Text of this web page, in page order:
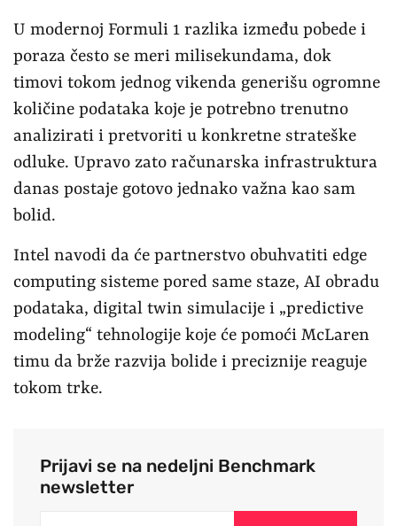
U modernoj Formuli 1 razlika između pobede i
poraza često se meri milisekundama, dok
timovi tokom jednog vikenda generišu ogromne
količine podataka koje je potrebno trenutno
analizirati i pretvoriti u konkretne strateške
odluke. Upravo zato računarska infrastruktura
danas postaje gotovo jednako važna kao sam
bolid.
Intel navodi da će partnerstvo obuhvatiti edge
computing sisteme pored same staze, AI obradu
podataka, digital twin simulacije i „predictive
modeling“ tehnologije koje će pomoći McLaren
timu da brže razvija bolide i preciznije reaguje
tokom trke.
Prijavi se na nedeljni Benchmark
newsletter